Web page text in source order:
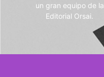
un gran equipo de la
Editorial Orsai.